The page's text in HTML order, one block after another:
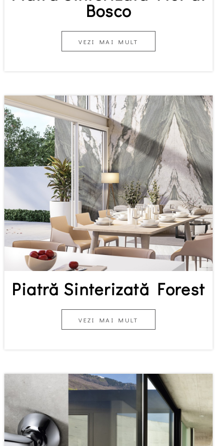
Bosco
VEZI MAI MULT
Piatră Sinterizată Forest
VEZI MAI MULT